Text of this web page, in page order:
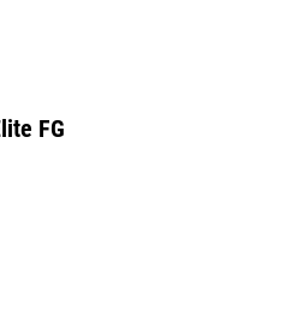
FG